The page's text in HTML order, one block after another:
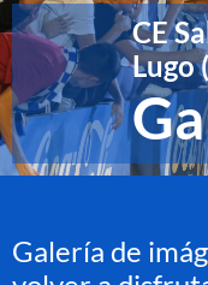
CE
Lugo
Galería de